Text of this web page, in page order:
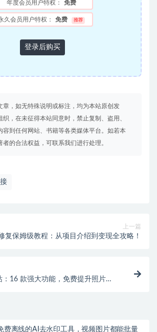
年度会员用户特权： 免费
久会员用户特权： 免费 推荐
登录后购买
章，如无特殊说明或标注，均为本站原创发
织，在未征得本站同意时，禁止复制、盗用、
容到任何网站、书籍等各类媒体平台。如若本
者的合法权益，可联系我们进行处理。
上一篇
复保姆级教程：从项目介绍到变现全攻略！
16 款强大功能，免费提升照片质
费离线的AI去水印工具，视频图片都能批量